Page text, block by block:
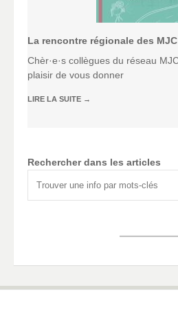
La rencontre régionale des
Chèr·e·s collègues du réseau
plaisir de vous donner
LIRE LA SUITE →
Rechercher dans les articles